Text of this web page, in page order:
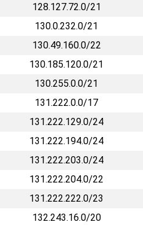
128.127.72.0/21
130.0.232.0/21
130.49.160.0/22
130.185.120.0/21
130.255.0.0/21
131.222.0.0/17
131.222.129.0/24
131.222.194.0/24
131.222.203.0/24
131.222.204.0/22
131.222.222.0/23
132.243.16.0/20